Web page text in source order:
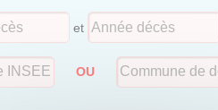
et
OU